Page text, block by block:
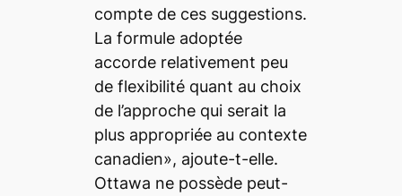
compte de ces suggestions.
La formule adoptée
accorde relativement peu
de flexibilité quant au choix
de l’approche qui serait la
plus appropriée au contexte
canadien», ajoute-t-elle.
Ottawa ne possède peut-